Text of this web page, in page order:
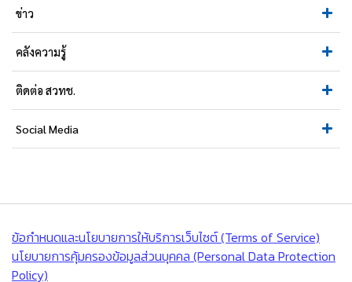
ข่าว
คลังความรู้
ติดต่อ สวทช.
Social Media
ข้อกำหนดและนโยบายการให้บริการเว็บไซต์ (Terms of Service)
นโยบายการคุ้มครองข้อมูลส่วนบุคคล (Personal Data Protection
Policy)